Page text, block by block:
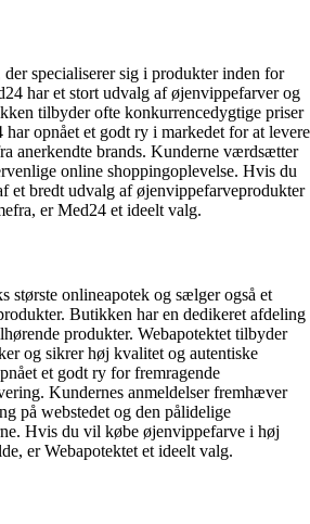
specialiserer sig i produkter inden for
har et stort udvalg af øjenvippefarver og
tilbyder ofte konkurrencedygtige priser
opnået et godt ry i markedet for at levere
anerkendte brands. Kunderne værdsætter
online shoppingoplevelse. Hvis du
et bredt udvalg af øjenvippefarveprodukter
er Med24 et ideelt valg.
største onlineapotek og sælger også et
Butikken har en dedikeret afdeling
produkter. Webapotektet tilbyder
og sikrer høj kvalitet og autentiske
et godt ry for fremragende
Kundernes anmeldelser fremhæver
på webstedet og den pålidelige
Hvis du vil købe øjenvippefarve i høj
er Webapotektet et ideelt valg.